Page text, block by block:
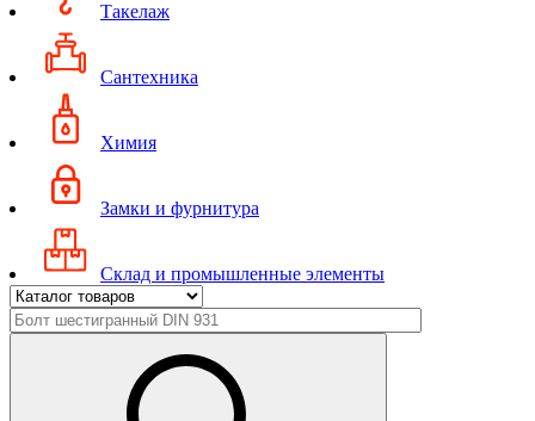
Такелаж
Сантехника
Химия
Замки и фурнитура
Склад и промышленные элементы